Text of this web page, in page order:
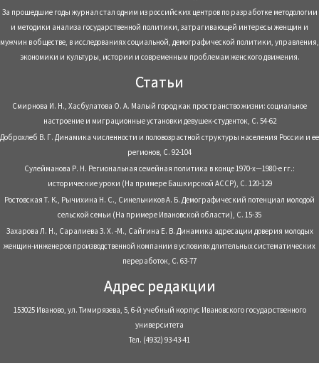
За прошедшие годы журнал стал одним из российских центров по разработке методологии
и методики анализа государственной политики, затрагивающей интересы женщин и
мужчин в обществе, в исследованиях социальной, демографической политики, управления,
экономики и культуры, истории и современным проблемам женского движения.
Статьи
Смирнова И. Н., Хасбулатова О. А. Малый город как пространство жизни: социальное
настроение и миграционные установки девушек-студенток, С. 54-62
Доброхлеб В. Г. Динамика численности и половозрастной структуры населения России и ее
регионов, С. 92-104
Сулейманова Р. Н. Региональная семейная политика в конце 1970-х—1980-е гг.:
исторические уроки (На примере Башкирской АССР), С. 120-129
Ростовская Т. К., Рычихина Н. С., Синельников А. Б. Демографический потенциал молодой
сельской семьи (На примере Ивановской области), С. 15-35
Захарова Л. Н., Саралиева З. Х. -М., Сайгина Е. В. Динамика адресации доверия молодых
женщин-инженеров производственной компании в условиях длительных систематических
переработок, С. 63-77
Адрес редакции
153025 Иваново, ул. Тимирязева, 5, 6-й учебный корпус Ивановского государственного
университета
Тел. (4932) 93-43-41